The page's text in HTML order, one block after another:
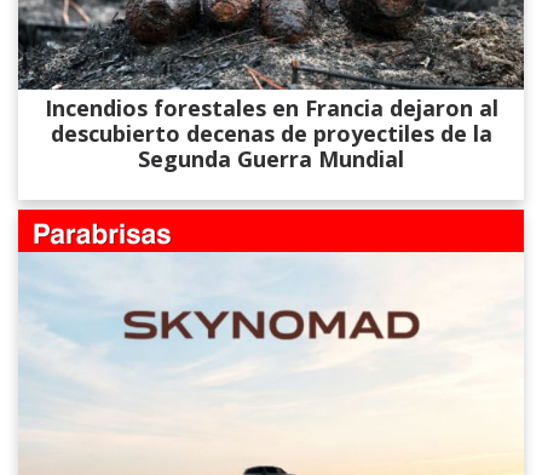
Incendios forestales en Francia dejaron al
descubierto decenas de proyectiles de la
Segunda Guerra Mundial